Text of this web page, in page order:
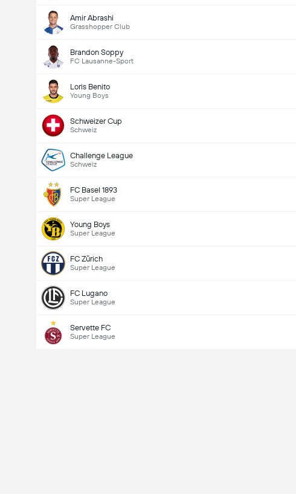
Amir Abrashi
Grasshopper Club
Brandon Soppy
FC Lausanne-Sport
Loris Benito
Young Boys
Schweizer Cup
Schweiz
Challenge League
Schweiz
FC Basel 1893
Super League
Young Boys
Super League
FC Zürich
Super League
FC Lugano
Super League
Servette FC
Super League